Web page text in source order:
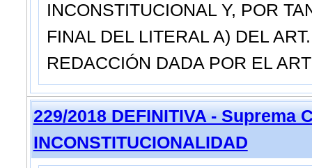
INCONSTITUCIONAL Y, POR
FINAL DEL LITERAL A) DEL
REDACCIÓN DADA POR EL ART
229/2018 DEFINITIVA - Suprema
INCONSTITUCIONALIDAD